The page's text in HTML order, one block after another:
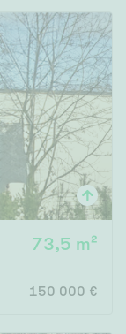
73,5 m²
150 000 €